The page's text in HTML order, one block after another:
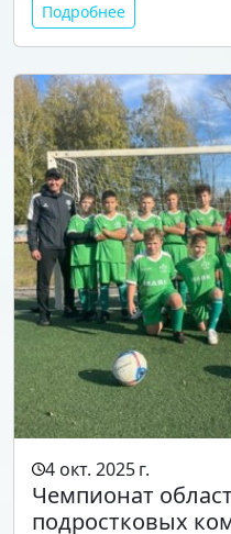
Подробнее
4 окт. 2025 г.
Чемпионат
подростковых